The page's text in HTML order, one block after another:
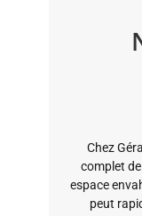
Chez
complet
espace
peut